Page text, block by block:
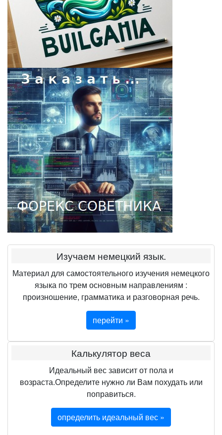
Изучаем немецкий язык.
Материал для самостоятельного изучения немецкого
языка по трем основным направлениям :
произношение, грамматика и разговорная речь.
перейти »
Калькулятор веса
Идеальный вес зависит от пола и
возраста.Определите нужно ли Вам похудать или
поправиться.
определить идеальный вес »